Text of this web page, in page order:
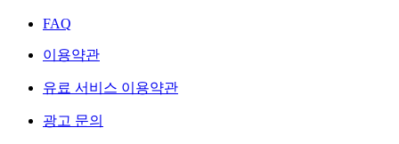
FAQ
이용약관
유료 서비스 이용약관
광고 문의